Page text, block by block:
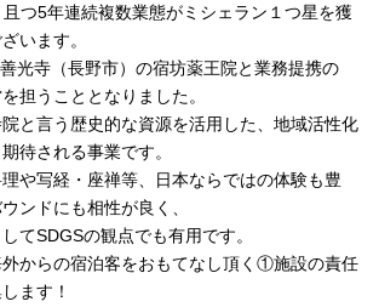
つ5年連続複数業態がミシェラン１つ星を獲
ざいます。
光寺（長野市）の宿坊薬王院と業務提携の
担うこととなりました。
と言う歴史的な資源を活用した、地域活性化
待される事業です。
や写経・座禅等、日本ならではの体験も豊
ンドにも相性が良く、
てSDGSの観点でも有用です。
からの宿泊客をおもてなし頂く①施設の責任
ます！